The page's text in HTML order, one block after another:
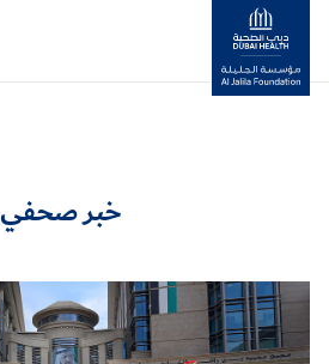
مؤسسة جليلة
خبر صحفي